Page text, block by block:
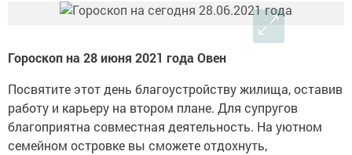
Гороскоп на 28 июня 2021 года Овен
Посвятите этот день благоустройству жилища, оставив
работу и карьеру на втором плане. Для супругов
благоприятна совместная деятельность. На уютном
семейном островке вы сможете отдохнуть,